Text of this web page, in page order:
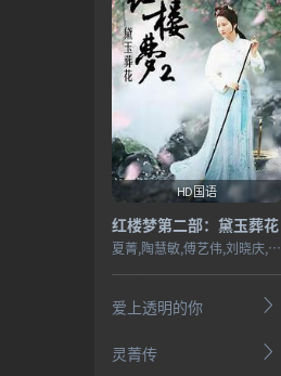
HD国语
红楼梦第二部：黛玉葬花
夏菁,陶慧敏,傅艺伟,刘晓庆,林默予,章杰,王敏宜,宫景华,袁玫,石冼,林小解,马晓晴,邢红,邢金沙
爱上透明的你
灵菁传